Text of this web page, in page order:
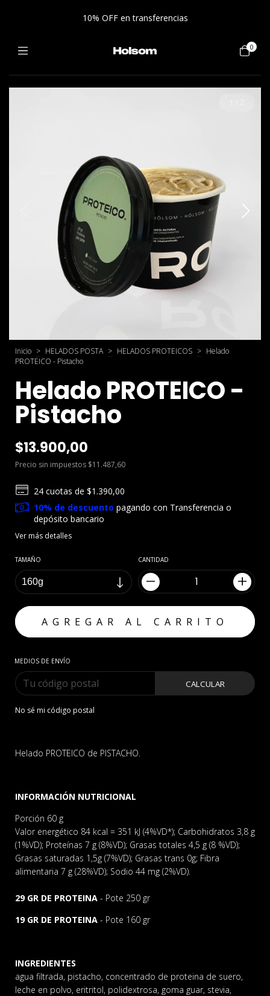
10% OFF en transferencias
0
2
Inicio > HELADOS POSTA > HELADOS PROTEICOS > Helado
PROTEICO - Pistacho
Helado PROTEICO -
Pistacho
$13.900,00
Precio sin impuestos $11.487,60
24 cuotas de$1.390,00
10% de descuento pagando con Transferencia o
depósito bancario
Ver más detalles
TAMAÑO CANTIDAD
MEDIOS DE ENVÍO
CALCULAR
No sé mi código postal
Helado PROTEICO de PISTACHO.
INFORMACIÓN NUTRICIONAL
Porción 60 g
Valor energético 84 kcal = 351 kJ (4%VD*); Carbohidratos 3,8 g
(1%VD); Proteínas 7 g (8%VD); Grasas totales 4,5 g (8 %VD);
Grasas saturadas 1,5g (7%VD); Grasas trans 0g; Fibra
alimentaria 7 g (28%VD); Sodio 44 mg (2%VD).
29 GR DE PROTEINA - Pote 250 gr
19 GR DE PROTEINA - Pote 160 gr
INGREDIENTES
agua filtrada, pistacho, concentrado de proteina de suero,
leche en polvo, eritritol, polidextrosa, goma guar, stevia,